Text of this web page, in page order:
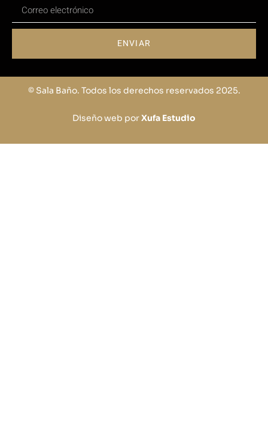
ENVIAR
© Sala Baño. Todos los derechos reservados 2025.
Diseño web porXufa Estudio